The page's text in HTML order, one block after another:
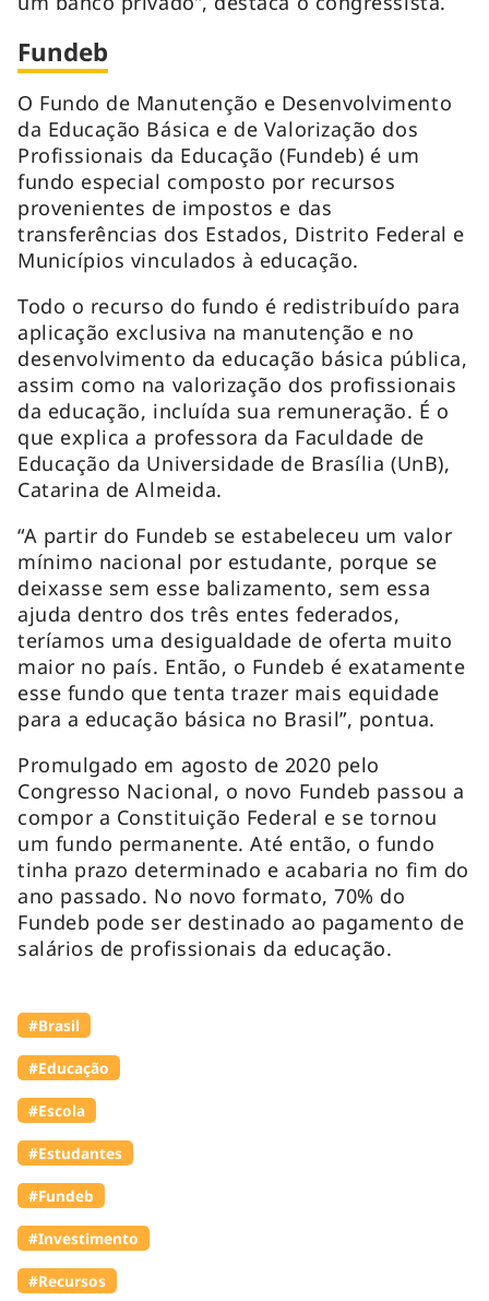
Fundeb
O Fundo de Manutenção e Desenvolvimento
da Educação Básica e de Valorização dos
Profissionais da Educação (Fundeb) é um
fundo especial composto por recursos
provenientes de impostos e das
transferências dos Estados, Distrito Federal e
Municípios vinculados à educação.
Todo o recurso do fundo é redistribuído para
aplicação exclusiva na manutenção e no
desenvolvimento da educação básica pública,
assim como na valorização dos profissionais
da educação, incluída sua remuneração. É o
que explica a professora da Faculdade de
Educação da Universidade de Brasília (UnB),
Catarina de Almeida.
“A partir do Fundeb se estabeleceu um valor
mínimo nacional por estudante, porque se
deixasse sem esse balizamento, sem essa
ajuda dentro dos três entes federados,
teríamos uma desigualdade de oferta muito
maior no país. Então, o Fundeb é exatamente
esse fundo que tenta trazer mais equidade
para a educação básica no Brasil”, pontua.
Promulgado em agosto de 2020 pelo
Congresso Nacional, o novo Fundeb passou a
compor a Constituição Federal e se tornou
um fundo permanente. Até então, o fundo
tinha prazo determinado e acabaria no fim do
ano passado. No novo formato, 70% do
Fundeb pode ser destinado ao pagamento de
salários de profissionais da educação.
#Brasil
#Educação
#Escola
#Estudantes
#Fundeb
#Investimento
#Recursos